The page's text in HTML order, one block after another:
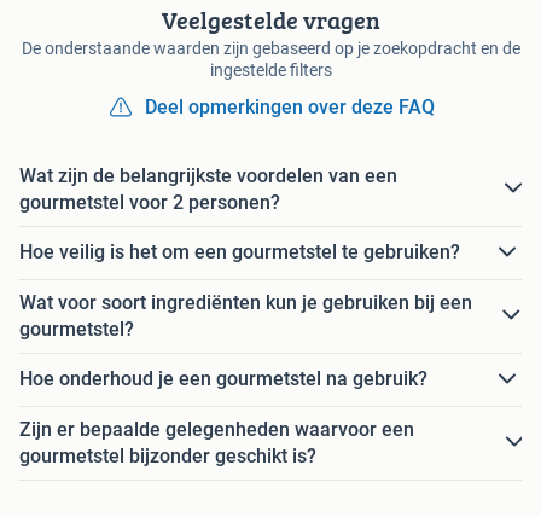
Veelgestelde vragen
De onderstaande waarden zijn gebaseerd op je zoekopdracht en de
ingestelde filters
Deel opmerkingen over deze FAQ
Wat zijn de belangrijkste voordelen van een
gourmetstel voor 2 personen?
Hoe veilig is het om een gourmetstel te gebruiken?
Wat voor soort ingrediënten kun je gebruiken bij een
gourmetstel?
Hoe onderhoud je een gourmetstel na gebruik?
Zijn er bepaalde gelegenheden waarvoor een
gourmetstel bijzonder geschikt is?